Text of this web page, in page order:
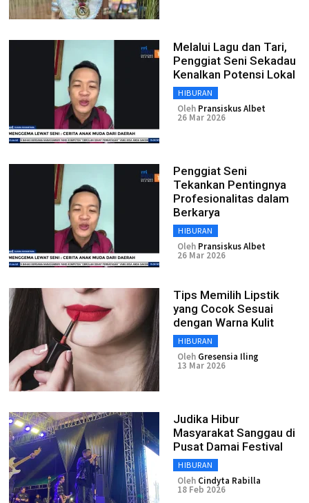
Melalui Lagu dan Tari,
Penggiat Seni Sekadau
Kenalkan Potensi Lokal
HIBURAN
Oleh Pransiskus Albet
26 Mar 2026
Penggiat Seni
Tekankan Pentingnya
Profesionalitas dalam
Berkarya
HIBURAN
Oleh Pransiskus Albet
26 Mar 2026
Tips Memilih Lipstik
yang Cocok Sesuai
dengan Warna Kulit
HIBURAN
Oleh Gresensia Iling
13 Mar 2026
Judika Hibur
Masyarakat Sanggau di
Pusat Damai Festival
HIBURAN
Oleh Cindyta Rabilla
18 Feb 2026